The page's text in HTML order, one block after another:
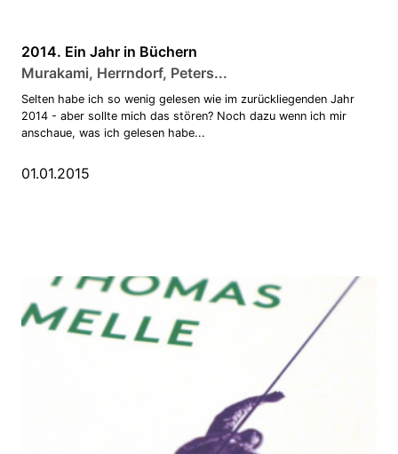
2014. Ein Jahr in Büchern
Murakami, Herrndorf, Peters...
Selten habe ich so wenig gelesen wie im zurückliegenden Jahr
2014 - aber sollte mich das stören? Noch dazu wenn ich mir
anschaue, was ich gelesen habe...
01.01.2015